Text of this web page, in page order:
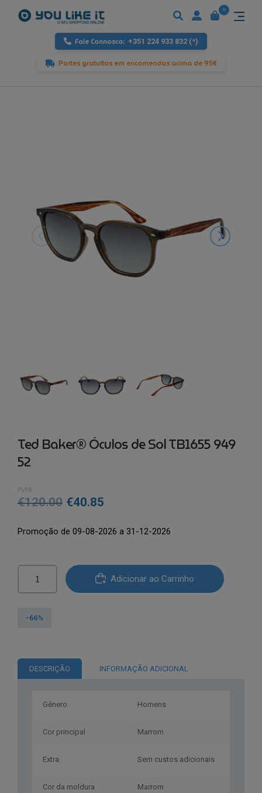
Fale Connosco: +351 224 933 832 (*)
Portes gratuitos em encomendas acima de 95€
0
Ted Baker® Óculos de Sol TB1655 949
52
PVPR
€120.00 O
original
€120.00.
€40.85
atual
€40.85.
Promoção de 09-08-2026 a 31-12-2026
Baker®
Sol
TB1655
Adicionar ao Carrinho
-66%
DESCRIÇÃO INFORMAÇÃO ADICIONAL
Gênero Homens
Cor principal Marrom
Extra Sem custos adicionais
Cor da moldura Marrom